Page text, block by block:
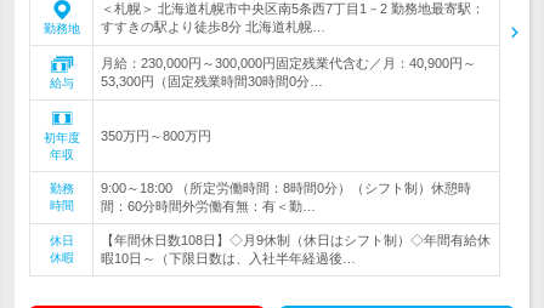
勤務地
＜札幌＞ 北海道札幌市中央区南5条西7丁目1－2 勤務地最寄駅：
すすきの駅より徒歩8分 北海道札幌…
給与
月給：230,000円～300,000円固定残業代含む／月：40,900円～
53,300円（固定残業時間30時間0分…
初年度
年収
350万円～800万円
勤務
時間
9:00～18:00 （所定労働時間：8時間0分）（シフト制）休憩時
間：60分時間外労働有無：有＜勤…
休日
休暇
【年間休日数108日】◇月9休制（休日はシフト制）◇年間有給休
暇10日～（下限日数は、入社半年経過後…